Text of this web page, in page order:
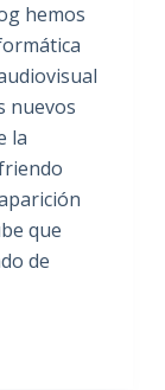
hemos
nuevos
la
que
de